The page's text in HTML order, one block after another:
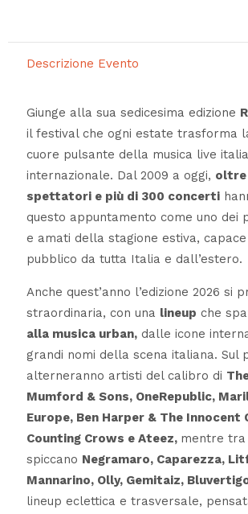
Descrizione Evento
Giunge alla sua sedicesima edizione
il festival che ogni estate trasforma
cuore pulsante della musica live
internazionale. Dal 2009 a oggi, oltre
spettatori e più di 300 concerti
questo appuntamento come uno dei
e amati della stagione estiva,
pubblico da tutta Italia e dall’estero.
Anche quest’anno l’edizione 2026 si
straordinaria, con una lineup che
alla musica urban,dalle icone
grandi nomi della scena italiana. Sul
alterneranno artisti del calibro di
Mumford & Sons, OneRepublic,
Europe, Ben Harper & The Innocent
Counting Crows e Ateez, mentre tra
spiccano Negramaro, Caparezza,
Mannarino, Olly, Gemitaiz,
lineup eclettica e trasversale,